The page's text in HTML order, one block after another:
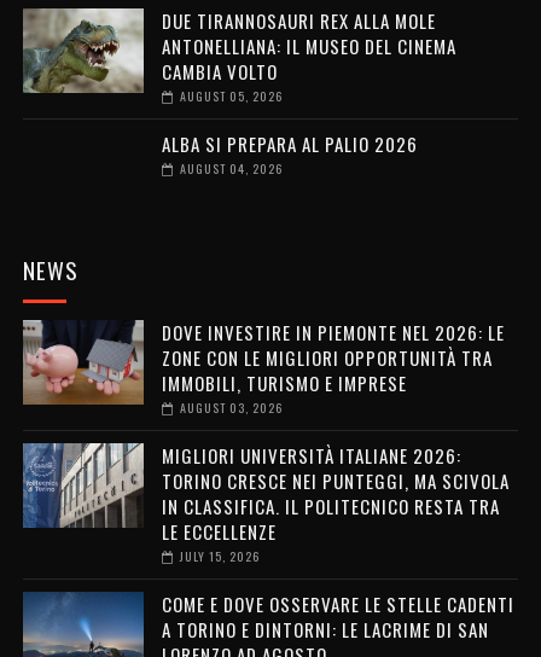
DUE TIRANNOSAURI REX ALLA MOLE
ANTONELLIANA: IL MUSEO DEL CINEMA
CAMBIA VOLTO
AUGUST 05, 2026
ALBA SI PREPARA AL PALIO 2026
AUGUST 04, 2026
NEWS
DOVE INVESTIRE IN PIEMONTE NEL 2026: LE
ZONE CON LE MIGLIORI OPPORTUNITÀ TRA
IMMOBILI, TURISMO E IMPRESE
AUGUST 03, 2026
MIGLIORI UNIVERSITÀ ITALIANE 2026:
TORINO CRESCE NEI PUNTEGGI, MA SCIVOLA
IN CLASSIFICA. IL POLITECNICO RESTA TRA
LE ECCELLENZE
JULY 15, 2026
COME E DOVE OSSERVARE LE STELLE CADENTI
A TORINO E DINTORNI: LE LACRIME DI SAN